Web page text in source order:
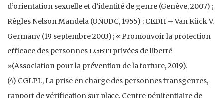
d’orientation sexuelle et d’identité de genre (Genève, 2007) ;
Règles Nelson Mandela (ONUDC, 1955) ; CEDH – Van Kück V.
Germany (19 septembre 2003) ; « Promouvoir la protection
efficace des personnes LGBTI privées de liberté
»(Association pour la prévention de la torture, 2019).
(4) CGLPL, La prise en charge des personnes transgenres,
rapport de vérification sur place, Centre pénitentiaire de